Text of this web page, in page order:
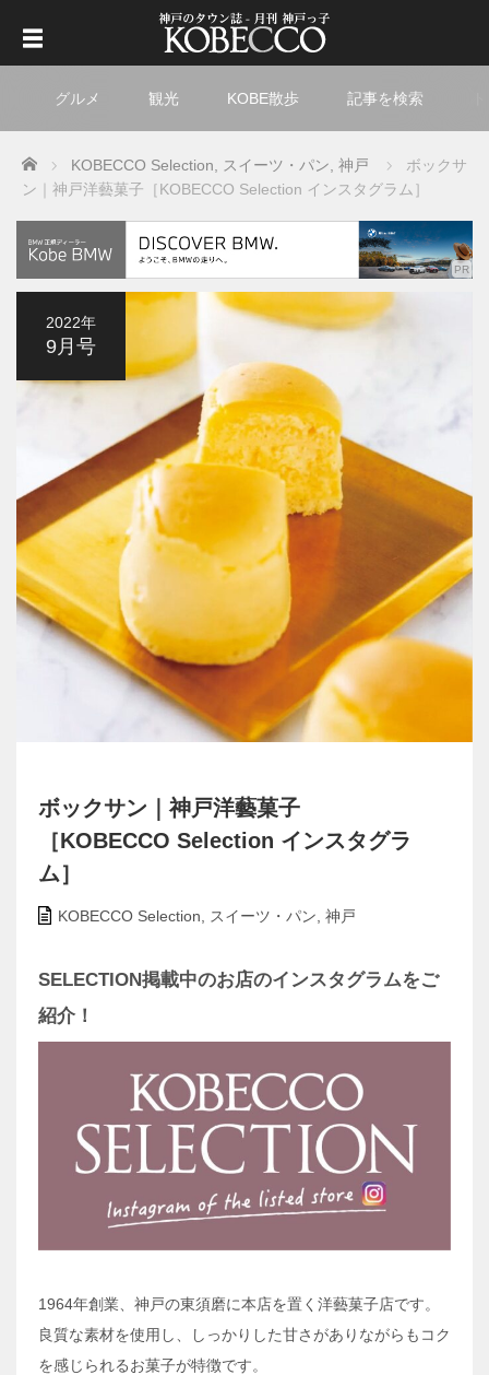
グルメ 観光 KOBE散歩 記事を検索
Home KOBECCO Selection スイーツ・パン 神戸
ボックサ
ン｜神戸洋藝菓子 ［KOBECCO Selection インスタグラム］
2022年
9月号
ボックサン｜神戸洋藝菓子
［KOBECCO Selection インスタグラ
ム］
KOBECCO Selection スイーツ・パン 神戸
SELECTION掲載中のお店のインスタグラムをご
紹介！
1964年創業、神戸の東須磨に本店を置く洋藝菓子店です。
良質な素材を使用し、しっかりした甘さがありながらもコク
を感じられるお菓子が特徴です。